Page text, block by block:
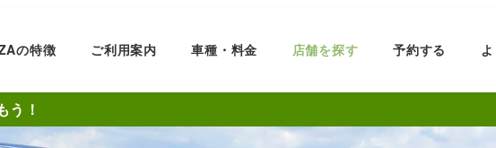
の特徴 ご利用案内 車種・料金 店舗を探す 予約する
う！